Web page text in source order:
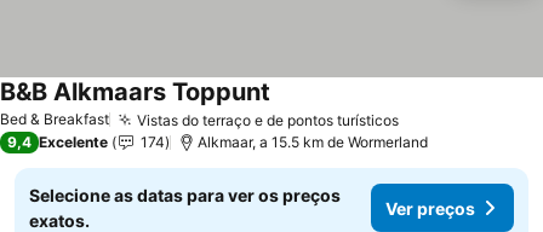
Bed & Breakfast Vistas do terraço e de pontos turísticosVer preços
B&B Alkmaars Toppunt
9,4 Excelente 174 Alkmaar, a 15.5 km de Wormerland
Selecione as datas para ver os preços
exatos.
Ver preços